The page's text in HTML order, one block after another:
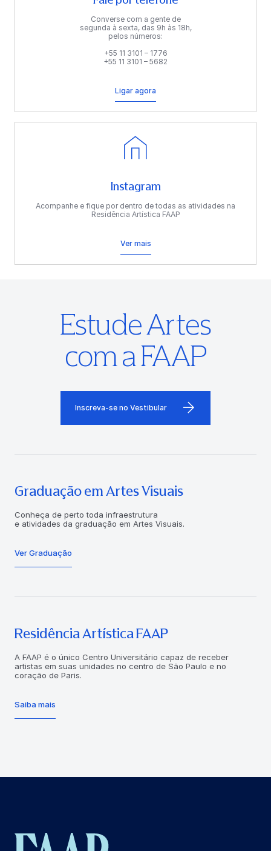
Converse com a gente de
segunda à sexta, das 9h às 18h,
pelos números:
+55 11 3101 – 1776
+55 11 3101 – 5682
Ligar agora
Instagram
Acompanhe e fique por dentro de todas as atividades na
Residência Artística FAAP
Ver mais
Estude Artes
com a FAAP
Inscreva-se no Vestibular
Graduação em Artes Visuais
Conheça de perto toda infraestrutura
e atividades da graduação em Artes Visuais.
Ver Graduação
Residência Artística FAAP
A FAAP é o único Centro Universitário capaz de receber
artistas em suas unidades no centro de São Paulo e no
coração de Paris.
Saiba mais